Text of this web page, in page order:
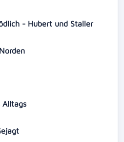
- Hubert und Staller
Alltags